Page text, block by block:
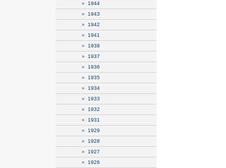
» 1944
» 1943
» 1942
» 1941
» 1938
» 1937
» 1936
» 1935
» 1934
» 1933
» 1932
» 1931
» 1929
» 1928
» 1927
» 1926